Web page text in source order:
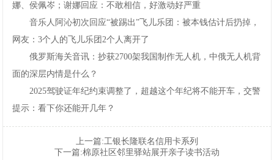
娜、侯佩岑；谢娜回应：不敢相信，好激动好严重
音乐人阿沁初次回应“被踢出”飞儿乐团：被本钱估计后扔掉，
网友：3个人的飞儿乐团2个人离开了
俄罗斯海关音讯：抄获2700架我国制作无人机，中俄无人机背
面的深层内情是什么？
2025驾驶证年纪约束调整了，超越这个年纪将不能开车，交警
提示：看下你还能开几年？
上一篇:工银长隆联名信用卡系列
下一篇:棉原社区邻里驿站展开亲子读书活动